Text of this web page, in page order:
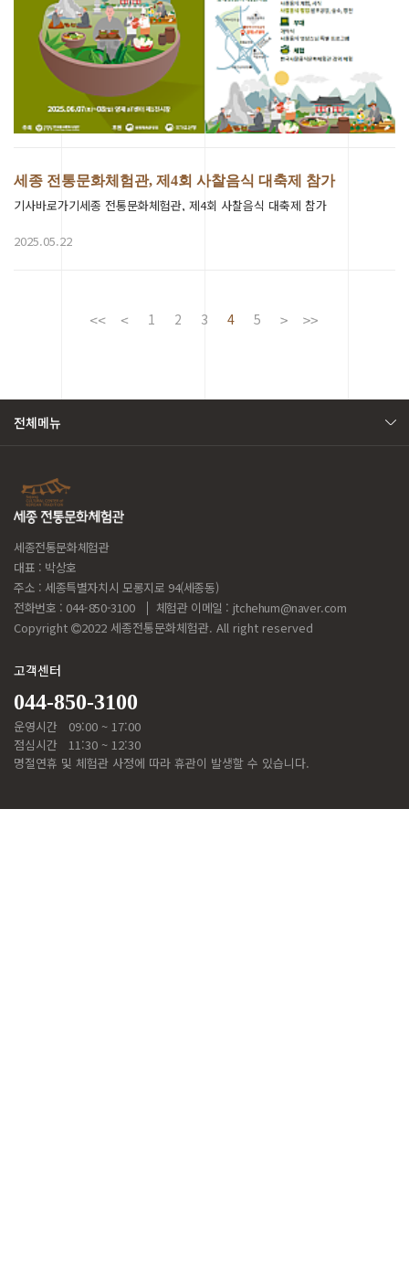
세종 전통문화체험관, 제4회 사찰음식 대축제 참가
기사바로가기세종 전통문화체험관, 제4회 사찰음식 대축제 참가
2025.05.22
1 2 3 4 5
전체메뉴
세종전통문화체험관
대표 : 박상호
주소 : 세종특별자치시 모롱지로 94(세종동)
전화번호 : 044-850-3100
체험관 이메일 : jtchehum@naver.com
Copyright
2022 세종전통문화체험관. All right reserved
고객센터
044-850-3100
운영시간
09:00 ~ 17:00
점심시간
11:30 ~ 12:30
명절연휴 및 체험관 사정에 따라 휴관이 발생할 수 있습니다.